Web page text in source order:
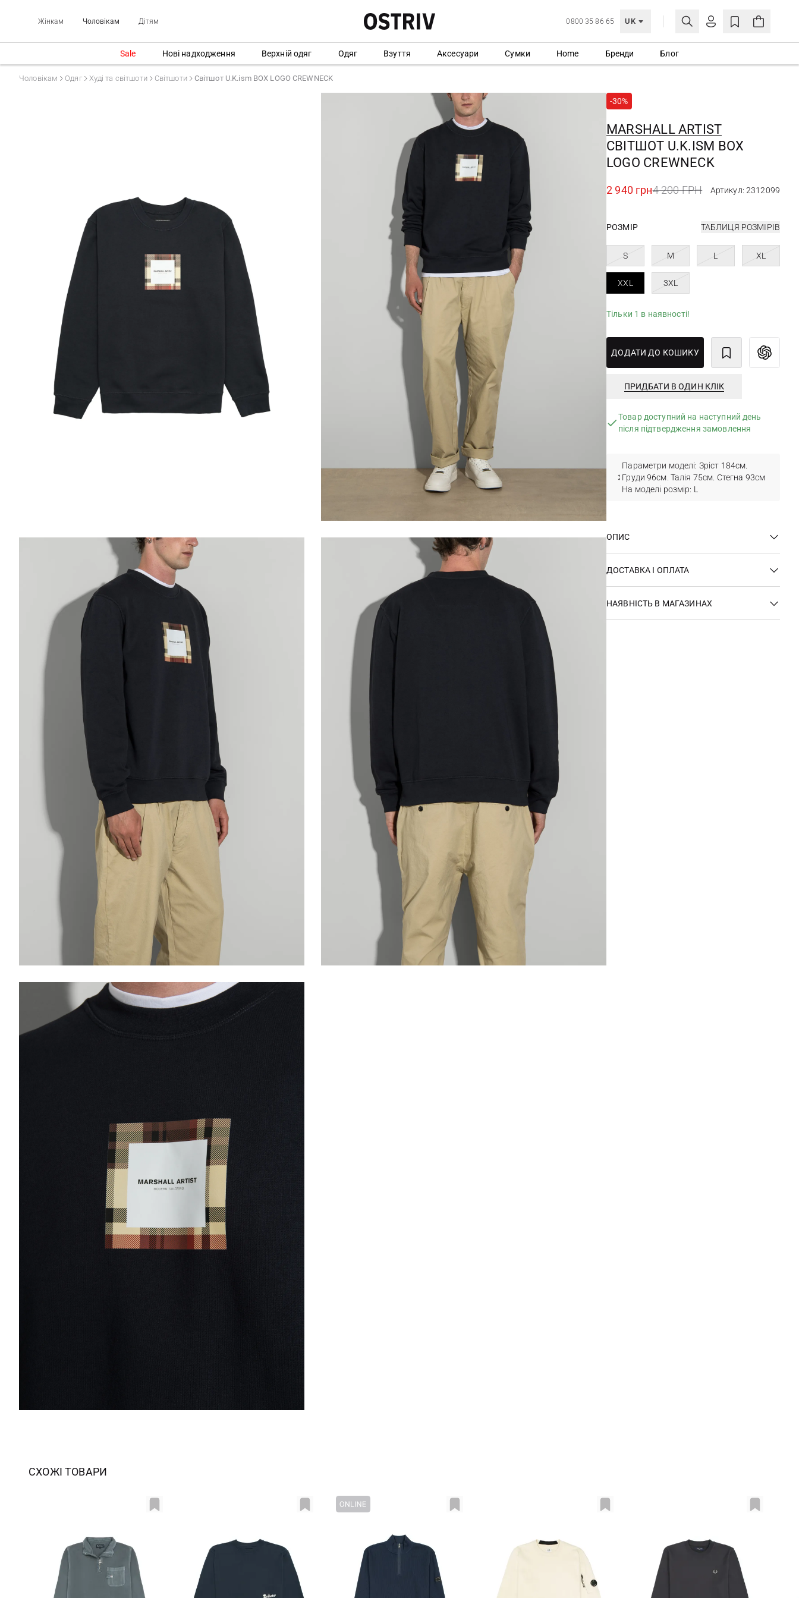
Жінкам Чоловікам Дітям 0800 35 86 65 UK
МОЯ ОБЛІКІВКА
СТВОРИТИ ОБЛІКІВКУ
Sale Нові надходження Верхній одяг Одяг Взуття Аксесуари Сумки Home Бренди Блог
Чоловікам Одяг Худі та світшоти Світшоти Світшот U.K.ism BOX LOGO CREWNECK
-30%
MARSHALL ARTIST
СВІТШОТ U.K.ISM BOX
LOGO CREWNECK
2 940 грн4 200 ГРН Артикул: 2312099
РОЗМІР ТАБЛИЦЯ РОЗМІРІВ
S M L XL
XXL 3XL
Тільки 1 в наявності!
ДОДАТИ ДО КОШИКУ
ПРИДБАТИ В ОДИН КЛІК
Товар доступний на наступний день
після підтвердження замовлення
Параметри моделі: Зріст 184см.
Груди 96см. Талія 75см. Стегна 93см
На моделі розмір: L
ОПИС
ДОСТАВКА І ОПЛАТА
НАЯВНІСТЬ В МАГАЗИНАХ
СХОЖІ ТОВАРИ